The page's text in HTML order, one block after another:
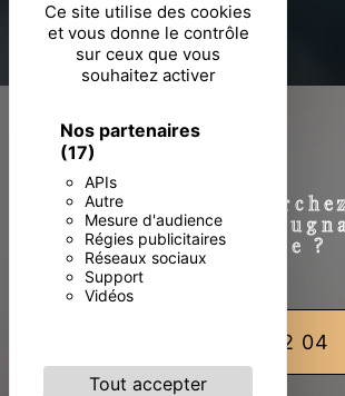
Ce site utilise des cookies
et vous donne le contrôle
sur ceux que vous
souhaitez activer
Nos partenaires
(17)
APIs
Autre
Mesure d'audience
Régies publicitaires
Réseaux sociaux
Support
Vidéos
Tout accepter
Vous
une avocate
et engagée ?
07 82 28 32 04